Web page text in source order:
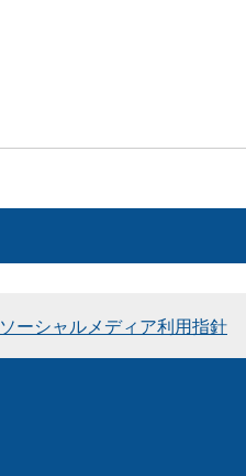
ソーシャルメディア利用指針